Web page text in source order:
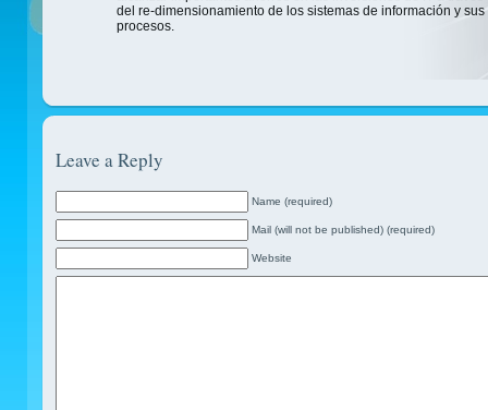
del re-dimensionamiento de los sistemas de información y sus
procesos.
Leave a Reply
Name (required)
Mail (will not be published) (required)
Website